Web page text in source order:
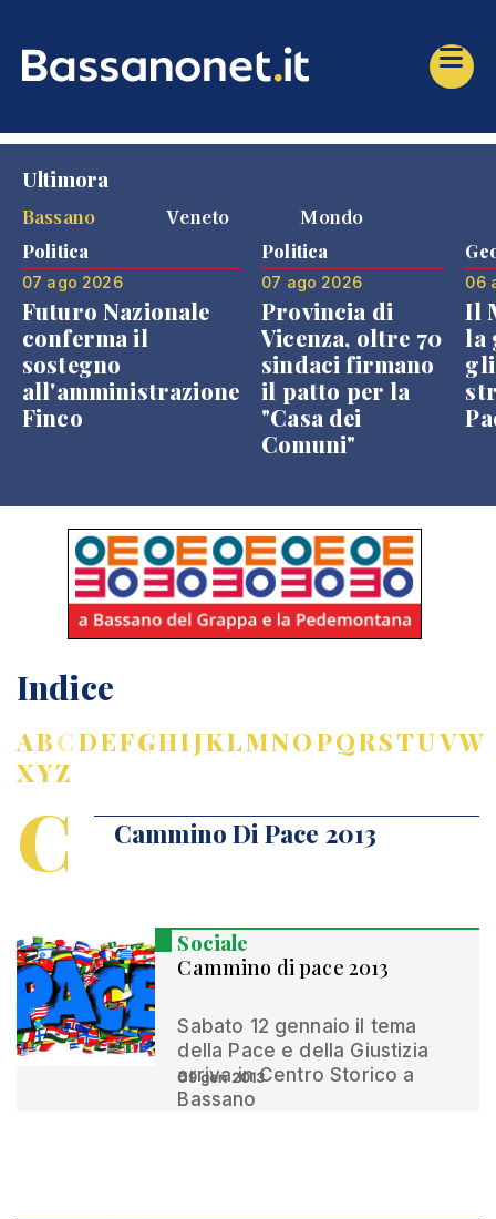
Ultimora
Bassano
Veneto Mondo
Politica
07 ago 2026
Futuro Nazionale
conferma il
sostegno
all'amministrazione
Finco
Politica
07 ago 2026
Provincia di
Vicenza, oltre 70
sindaci firmano
il patto per la
"Casa dei
Comuni"
06
Il
la
Indice
ABCDEFGHIJKLMNOPQRSTUVW
XYZ
C Cammino Di Pace 2013
Sociale
Cammino di pace 2013
Sabato 12 gennaio il tema
della Pace e della Giustizia
arriva in Centro Storico a
Bassano
09 gen 2013